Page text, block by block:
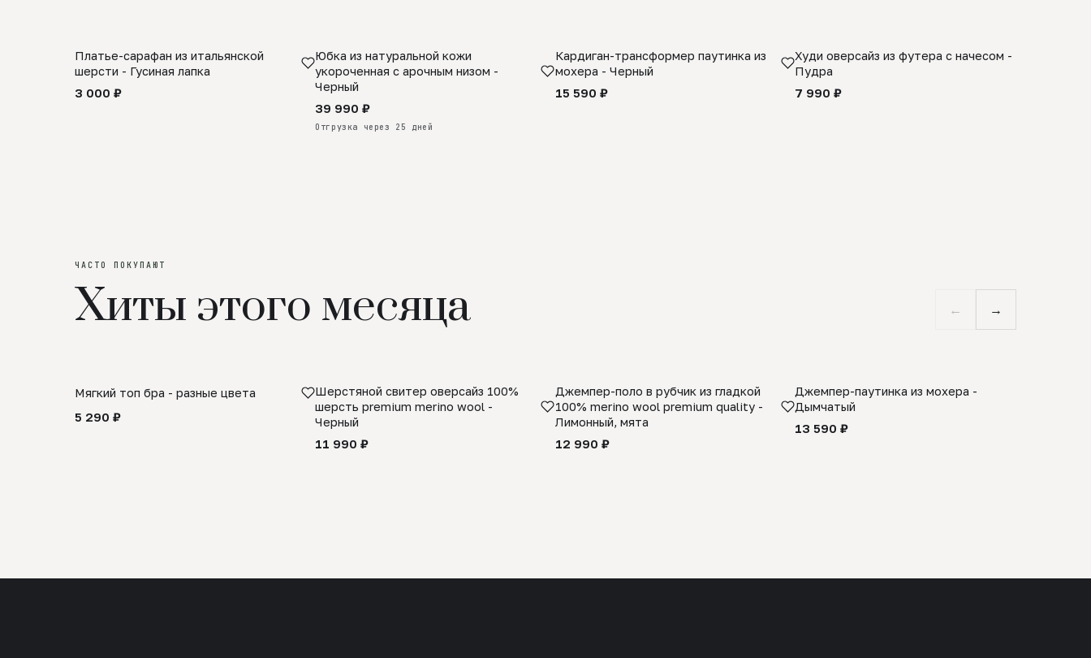
SALE
Платье-сарафан из итальянской
шерсти - Гусиная лапка
3 000 ₽
ПРЕДЗАКАЗ
Юбка из натуральной кожи
укороченная с арочным низом -
Черный
39 990 ₽
Отгрузка через 25 дней
Кардиган-трансформер паутинка из
мохера - Черный
15 590 ₽
Худи оверсайз из футера с начесом -
Пудра
7 990 ₽
ЧАСТО ПОКУПАЮТ
Хиты этого месяца ← →
Мягкий топ бра - разные цвета
5 290 ₽
Шерстяной свитер оверсайз 100%
шерсть premium merino wool -
Черный
11 990 ₽
Джемпер-поло в рубчик из гладкой
100% merino wool premium quality -
Лимонный, мята
12 990 ₽
Джемпер-паутинка из мохера -
Дымчатый
13 590 ₽